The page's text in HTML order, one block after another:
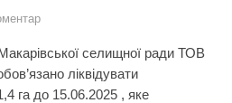
селищної ради ТОВ
ліквідувати
га до 15.06.2025 , яке